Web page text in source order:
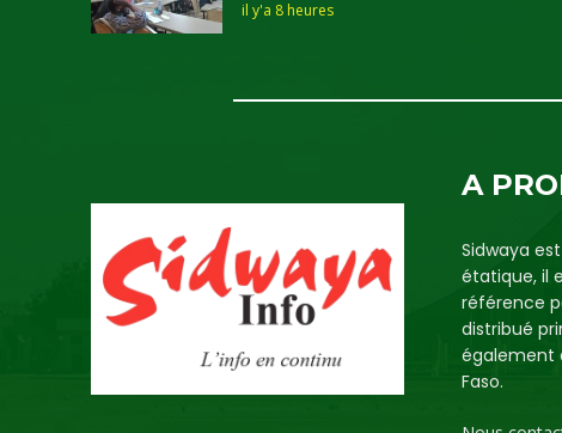
il y'a 8 heures
A
Sidwaya
étatique, il
référence
distribué
également
Faso.